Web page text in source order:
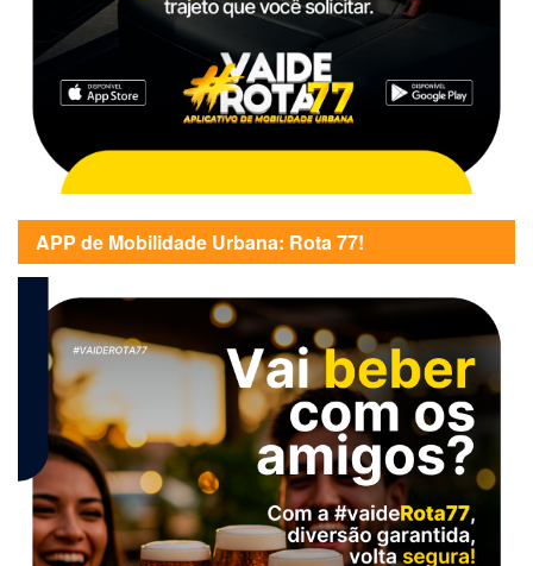
APP de Mobilidade Urbana: Rota 77!